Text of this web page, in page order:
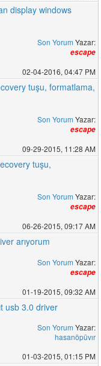
display windows
Son Yorum Yazar:
escape
02-04-2016, 04:47 PM
tuşu, formatlama,
Son Yorum Yazar:
escape
09-29-2015, 11:28 AM
tuşu,
Son Yorum Yazar:
escape
06-26-2015, 09:17 AM
arıyorum
Son Yorum Yazar:
escape
01-19-2015, 09:32 AM
usb 3.0 driver
Son Yorum Yazar:
hasanöpüvır
01-03-2015, 01:15 PM